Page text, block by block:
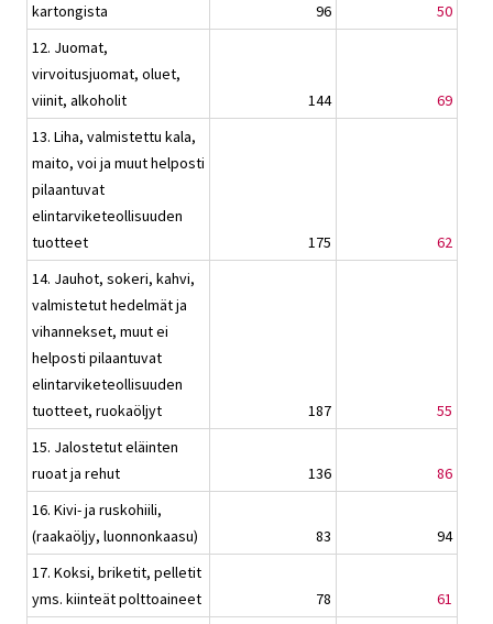
kartongista
96
50
12. Juomat,
virvoitusjuomat, oluet,
viinit, alkoholit
144
69
13. Liha, valmistettu kala,
maito, voi ja muut helposti
pilaantuvat
elintarviketeollisuuden
tuotteet
175
62
14. Jauhot, sokeri, kahvi,
valmistetut hedelmät ja
vihannekset, muut ei
helposti pilaantuvat
elintarviketeollisuuden
tuotteet, ruokaöljyt
187
55
15. Jalostetut eläinten
ruoat ja rehut
136
86
16. Kivi- ja ruskohiili,
(raakaöljy, luonnonkaasu)
83
94
17. Koksi, briketit, pelletit
yms. kiinteät polttoaineet
78
61